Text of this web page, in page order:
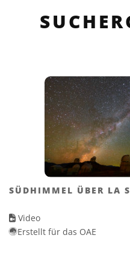
SÜDHIMMEL ÜBER LA
Video
Erstellt für das OAE